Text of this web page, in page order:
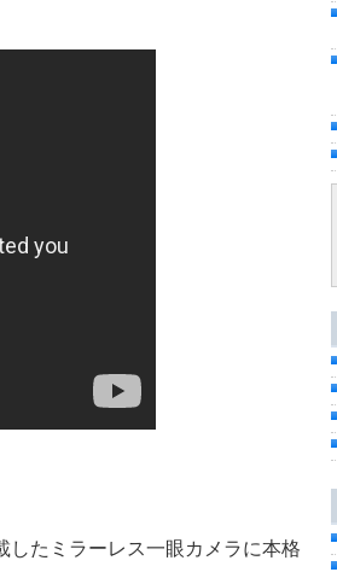
したミラーレス一眼カメラに本格